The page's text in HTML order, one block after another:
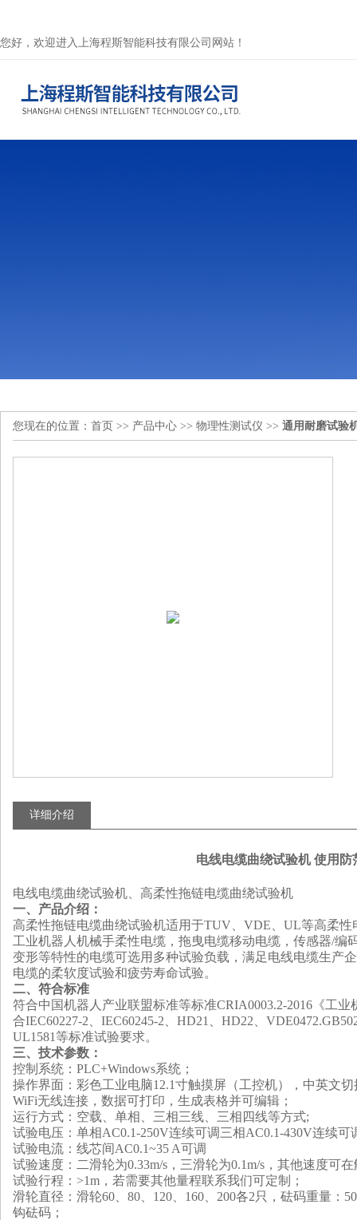
您好，欢迎进入上海程斯智能科技有限公司网站！
您现在的位置： 首页 >> 产品中心 >> 物理性测试仪 >> 通用耐磨试验
详细介绍
电线电缆曲绕试验机 使用防
电线电缆曲绕试验机、高柔性拖链电缆曲绕试验机
一、产品介绍 ：
高柔性拖链电缆曲绕试验机适用于TUV、VDE、UL等高柔
工业机器人机械手柔性电缆，拖曳电缆移动电缆，传感器/
变形等特性的电缆可选用多种试验负载，满足电线电缆生产
电缆的柔软度试验和疲劳寿命试验。
二、符合标准
符合中国机器人产业联盟标准等标准CRIA0003.2-2016《工
合IEC60227-2、IEC60245-2、HD21、HD22、
UL1581等标准试验要求。
三、 技术参数 ：
控制系统：PLC+Windows系统；
操作界面：彩色工业电脑12.1寸触摸屏（工控机），中英文切
WiFi无线连接，数据可打印，生成表格并可编辑；
运行方式 ： 空载、单相、三相三线、三相四线等方式;
试验电压 ： 单相AC0.1-250V连续可调三相AC0.1-430V连续可
试验电流 ： 线芯间AC0.1~35 A可调
试验速度 ： 二滑轮为0.33m/s，三滑轮为0.1m/s ， 其他速度可
试验行程 ： >1m ， 若需要其他量程联系我们可定制；
滑轮直径 ： 滑轮60、80、120、160、200各2只 ， 砝码重量 ：
钩砝码；